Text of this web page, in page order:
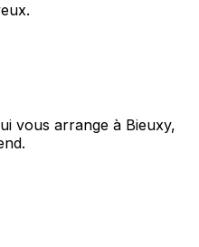
vous arrange à Bieuxy,